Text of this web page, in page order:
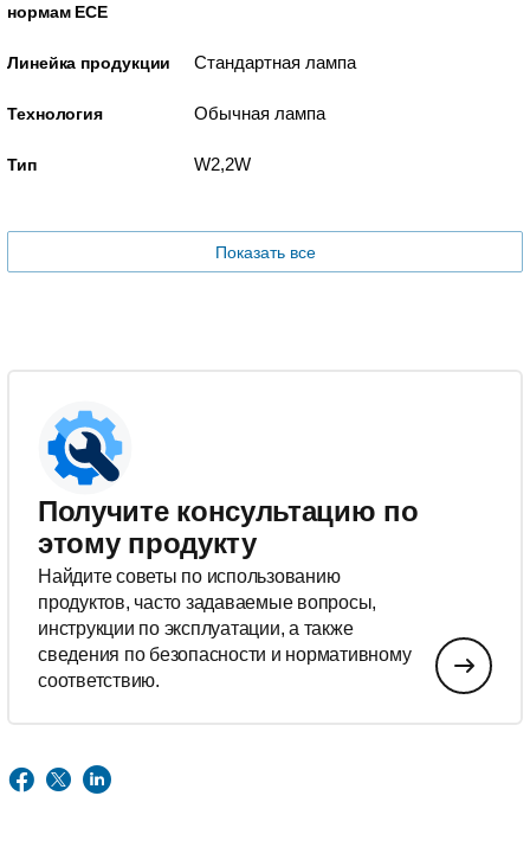
нормам ECE
Линейка продукции Стандартная лампа
Технология Обычная лампа
Тип W2,2W
Показать все
Получите консультацию по
этому продукту
Найдите советы по использованию
продуктов, часто задаваемые вопросы,
инструкции по эксплуатации, а также
сведения по безопасности и нормативному
соответствию.